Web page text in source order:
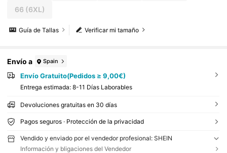
66 (6XL)
Verificar mi tamaño
Guía de Tallas
Envío a Spain
Envío Gratuito(Pedidos ≥ 9,00€)
Entrega estimada: 8-11 Días Laborables
Devoluciones gratuitas en 30 días
Pagos seguros · Protección de la privacidad
Vendido y enviado por el vendedor profesional: SHEIN
Información y bligaciones del Vendedor